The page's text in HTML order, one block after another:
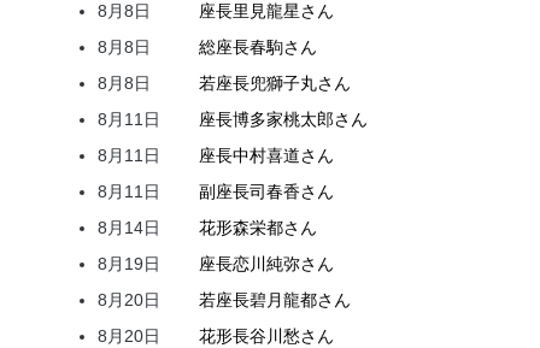
8月8日
座長里見龍星さん
8月8日
総座長春駒さん
8月8日
若座長兜獅子丸さん
8月11日
座長博多家桃太郎さん
8月11日
座長中村喜道さん
8月11日
副座長司春香さん
8月14日
花形森栄都さん
8月19日
座長恋川純弥さん
8月20日
若座長碧月龍都さん
8月20日
花形長谷川愁さん